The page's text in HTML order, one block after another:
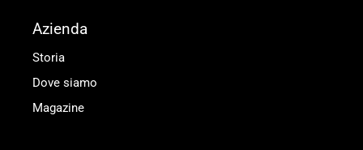
Azienda
Storia
Dove siamo
Magazine